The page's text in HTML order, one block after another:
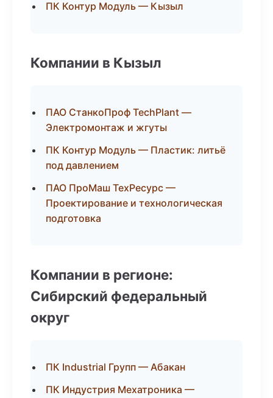
ПК Контур Модуль — Кызыл
Компании в Кызыл
ПАО СтанкоПроф TechPlant —
Электромонтаж и жгуты
ПК Контур Модуль — Пластик: литьё
под давлением
ПАО ПроМаш ТехРесурс —
Проектирование и технологическая
подготовка
Компании в регионе:
Сибирский федеральный
округ
ПК Industrial Групп — Абакан
ПК Индустрия Мехатроника —